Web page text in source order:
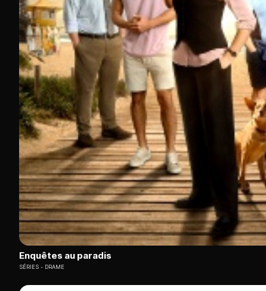
Enquêtes au paradis
SÉRIES DRAME